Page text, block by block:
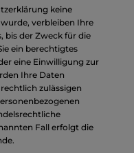
keine
verbleiben Ihre
bis der Zweck für die
ein berechtigtes
eine Einwilligung zur
Ihre Daten
zulässigen
Fall erfolgt die